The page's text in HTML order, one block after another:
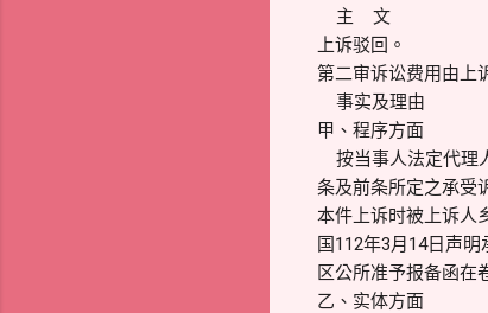
主 文
上诉驳回。
第二审诉讼费用由上
事实及理由
甲、程序方面
按当事人法定代理
条及前条所定之承受
本件上诉时被上诉人
国112年3月14日声
区公所准予报备函在
乙、实体方面